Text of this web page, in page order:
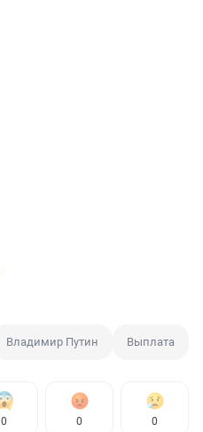
Владимир Путин Выплата
0 0 0